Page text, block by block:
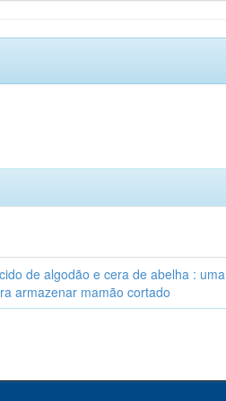
de algodão e cera de abelha : uma
armazenar mamão cortado